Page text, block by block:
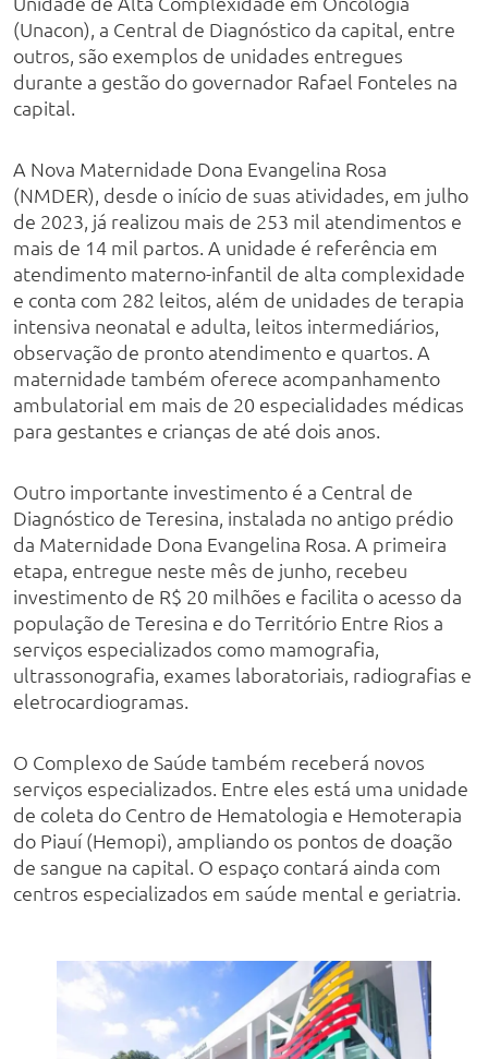
(Unacon), a Central de Diagnóstico da capital, entre
outros, são exemplos de unidades entregues
durante a gestão do governador Rafael Fonteles na
capital.
A Nova Maternidade Dona Evangelina Rosa
(NMDER), desde o início de suas atividades, em julho
de 2023, já realizou mais de 253 mil atendimentos e
mais de 14 mil partos. A unidade é referência em
atendimento materno-infantil de alta complexidade
e conta com 282 leitos, além de unidades de terapia
intensiva neonatal e adulta, leitos intermediários,
observação de pronto atendimento e quartos. A
maternidade também oferece acompanhamento
ambulatorial em mais de 20 especialidades médicas
para gestantes e crianças de até dois anos.
Outro importante investimento é a Central de
Diagnóstico de Teresina, instalada no antigo prédio
da Maternidade Dona Evangelina Rosa. A primeira
etapa, entregue neste mês de junho, recebeu
investimento de R$ 20 milhões e facilita o acesso da
população de Teresina e do Território Entre Rios a
serviços especializados como mamografia,
ultrassonografia, exames laboratoriais, radiografias e
eletrocardiogramas.
O Complexo de Saúde também receberá novos
serviços especializados. Entre eles está uma unidade
de coleta do Centro de Hematologia e Hemoterapia
do Piauí (Hemopi), ampliando os pontos de doação
de sangue na capital. O espaço contará ainda com
centros especializados em saúde mental e geriatria.